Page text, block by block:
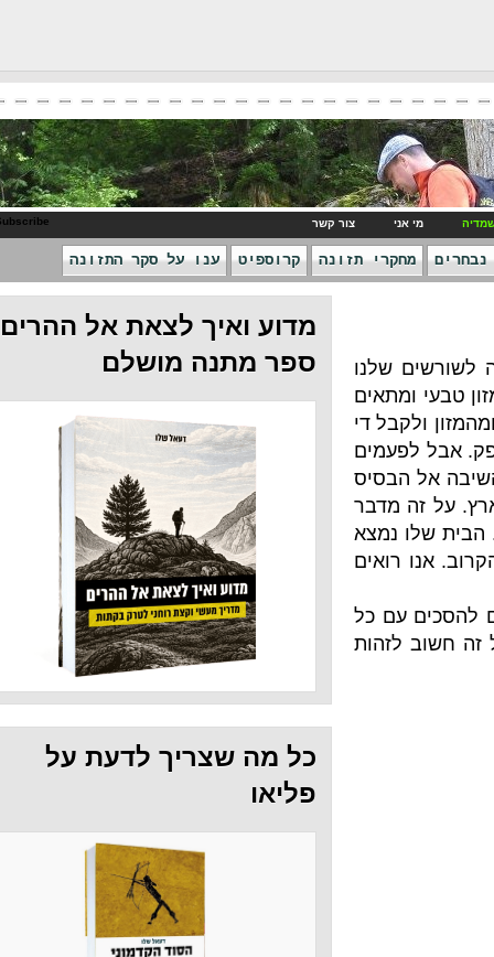
צור קשר
תזונה קרוספיט ענו על סקר התזונה
שלנו
די
מדבר
נמצא
רואים
עם כל
זה חשוב לזהות
מדוע ואיך לצאת אל ההרים -
ספר מתנה מושלם
כל מה שצריך לדעת על